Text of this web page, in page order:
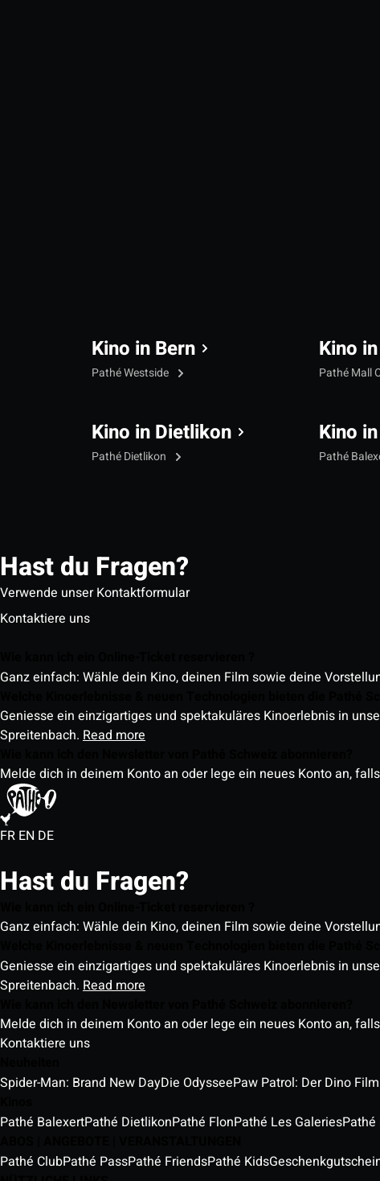
Kino in Bern
Pathé Westside
Kino in Dietlikon
Pathé Dietlikon
Kino
Pathé Mall
Kino
Pathé
Hast du Fragen?
Verwende unser Kontaktformular
Kontaktiere uns
Ganz einfach: Wähle dein Kino, deinen Film sowie deine
Geniesse ein einzigartiges und spektakuläres Kinoerlebnis in
Spreitenbach. Read more
Melde dich in deinem Konto an oder lege ein neues Konto an,
FR EN DE
Hast du Fragen?
Ganz einfach: Wähle dein Kino, deinen Film sowie deine
Geniesse ein einzigartiges und spektakuläres Kinoerlebnis in
Spreitenbach. Read more
Melde dich in deinem Konto an oder lege ein neues Konto an,
Kontaktiere uns
Spider-Man: Brand New DayDie OdysseePaw Patrol: Der Dino Film
Pathé BalexertPathé DietlikonPathé FlonPathé Les Galeries
Pathé ClubPathé PassPathé FriendsPathé Kids